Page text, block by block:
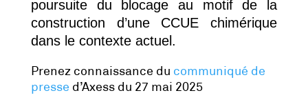
poursuite du blocage au motif de la
construction d’une CCUE chimérique
dans le contexte actuel.
Prenez connaissance du communiqué de
presse d’Axess du 27 mai 2025